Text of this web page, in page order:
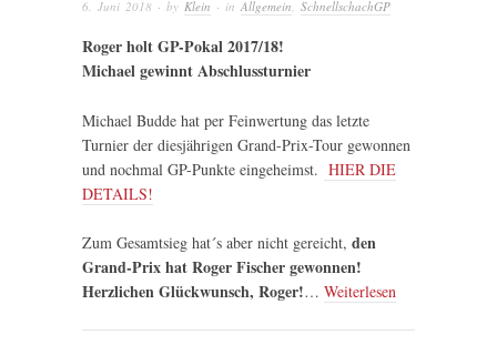
6. Juni 2018 · by Klein · in Allgemein SchnellschachGP
Roger holt GP-Pokal 2017/18!
Michael gewinnt Abschlussturnier
Michael Budde hat per Feinwertung das letzte
Turnier der diesjährigen Grand-Prix-Tour gewonnen
und nochmal GP-Punkte eingeheimst. HIER DIE
DETAILS!
Zum Gesamtsieg hat´s aber nicht gereicht, den
Grand-Prix hat Roger Fischer gewonnen!
Herzlichen Glückwunsch, Roger!… Weiterlesen